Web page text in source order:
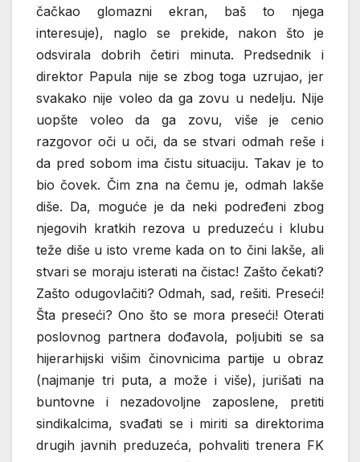
čačkao glomazni ekran, baš to njega
interesuje), naglo se prekide, nakon što je
odsvirala dobrih četiri minuta. Predsednik i
direktor Papula nije se zbog toga uzrujao, jer
svakako nije voleo da ga zovu u nedelju. Nije
uopšte voleo da ga zovu, više je cenio
razgovor oči u oči, da se stvari odmah reše i
da pred sobom ima čistu situaciju. Takav je to
bio čovek. Čim zna na čemu je, odmah lakše
diše. Da, moguće je da neki podređeni zbog
njegovih kratkih rezova u preduzeću i klubu
teže diše u isto vreme kada on to čini lakše, ali
stvari se moraju isterati na čistac! Zašto čekati?
Zašto odugovlačiti? Odmah, sad, rešiti. Preseći!
Šta preseći? Ono što se mora preseći! Oterati
poslovnog partnera dođavola, poljubiti se sa
hijerarhijski višim činovnicima partije u obraz
(najmanje tri puta, a može i više), jurišati na
buntovne i nezadovoljne zaposlene, pretiti
sindikalcima, svađati se i miriti sa direktorima
drugih javnih preduzeća, pohvaliti trenera FK